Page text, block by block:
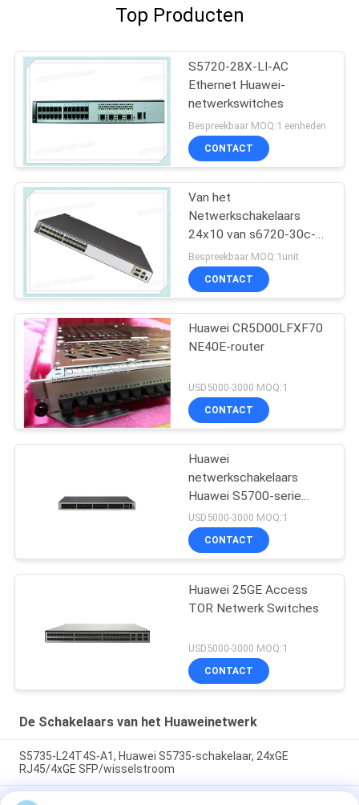
Top Producten
S5720-28X-LI-AC
Ethernet Huawei-
netwerkswitches
Bespreekbaar MOQ:1 eenheden
CONTACT
Van het
Netwerkschakelaars
24x10 van s6720-30c-
EI-24s-AC Huawei de
Havens van de de
Jolsfp+ 2x40 Jol QSFP+
Bespreekbaar MOQ:1unit
CONTACT
Huawei CR5D00LFXF70
NE40E-router
USD5000-3000 MOQ:1
CONTACT
Huawei
netwerkschakelaars
Huawei S5700-serie
schakelaars S5735-
L48P4X-A
USD5000-3000 MOQ:1
CONTACT
Huawei 25GE Access
TOR Netwerk Switches
USD5000-3000 MOQ:1
CONTACT
De Schakelaars van het Huaweinetwerk
S5735-L24T4S-A1, Huawei S5735-schakelaar, 24xGE
RJ45/4xGE SFP/wisselstroom
CE6863E-48S6CQ Huawei CloudEngine 6800 48*25G SFP28,